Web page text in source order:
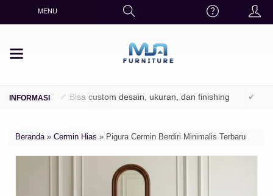
MENU
✔ Bisa custom desain, ukuran, dan finishing ✔
Beranda» Cermin Hias » Pigura Cermin Berdiri Minimalis Terbaru